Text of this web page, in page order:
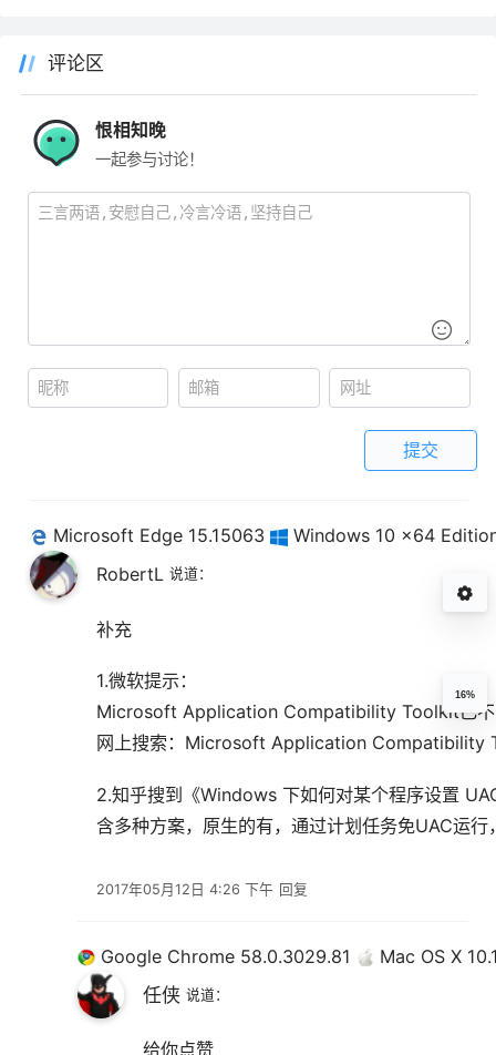
评论区
恨相知晚
一起参与讨论！
提交
RobertL 说道：
2017年05月12日 4:26 下午
Microsoft Edge 15.15063 Windows 10 x64
补充
1.微软提示：
Microsoft Application Compatibility Toolkit已不
网上搜索：Microsoft Application Compatibility
2.知乎搜到《Windows 下如何对某个程序设置
含多种方案，原生的有，通过计划任务免UAC运
回复
任侠 说道：
Google Chrome 58.0.3029.81 Mac OS X
给你点赞
16%